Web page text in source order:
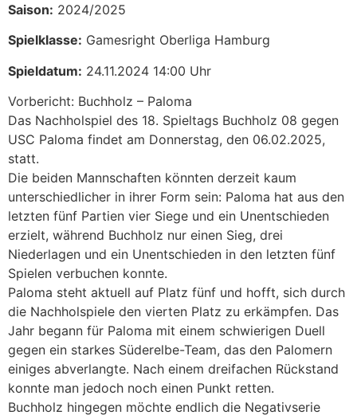
Saison: 2024/2025
Spielklasse: Gamesright Oberliga Hamburg
Spieldatum: 24.11.2024 14:00 Uhr
Vorbericht: Buchholz – Paloma
Das Nachholspiel des 18. Spieltags Buchholz 08 gegen
USC Paloma findet am Donnerstag, den 06.02.2025,
statt.
Die beiden Mannschaften könnten derzeit kaum
unterschiedlicher in ihrer Form sein: Paloma hat aus den
letzten fünf Partien vier Siege und ein Unentschieden
erzielt, während Buchholz nur einen Sieg, drei
Niederlagen und ein Unentschieden in den letzten fünf
Spielen verbuchen konnte.
Paloma steht aktuell auf Platz fünf und hofft, sich durch
die Nachholspiele den vierten Platz zu erkämpfen. Das
Jahr begann für Paloma mit einem schwierigen Duell
gegen ein starkes Süderelbe-Team, das den Palomern
einiges abverlangte. Nach einem dreifachen Rückstand
konnte man jedoch noch einen Punkt retten.
Buchholz hingegen möchte endlich die Negativserie